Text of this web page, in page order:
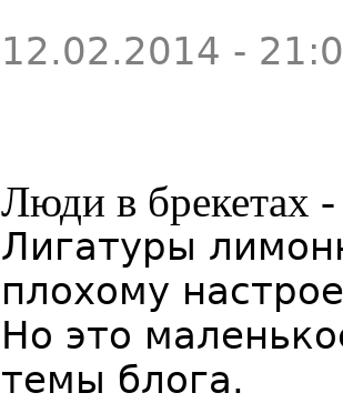
12.02.2014 -
Люди в брекетах
Лигатуры
плохому
Но это
темы блога.